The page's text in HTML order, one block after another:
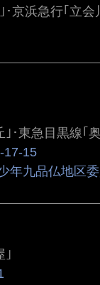
･京浜急行｢立会
･東急目黒線｢
17-15
年九品仏地区
｣